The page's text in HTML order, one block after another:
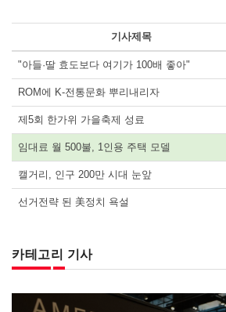
기사제목
"아들·딸 효도보다 여기가 100배 좋아"
ROM에 K-전통문화 뿌리내리자
제5회 한가위 가을축제 성료
임대료 월 500불, 1인용 주택 모델
캘거리, 인구 200만 시대 눈앞
선거전략 된 美정치 욕설
카테고리 기사